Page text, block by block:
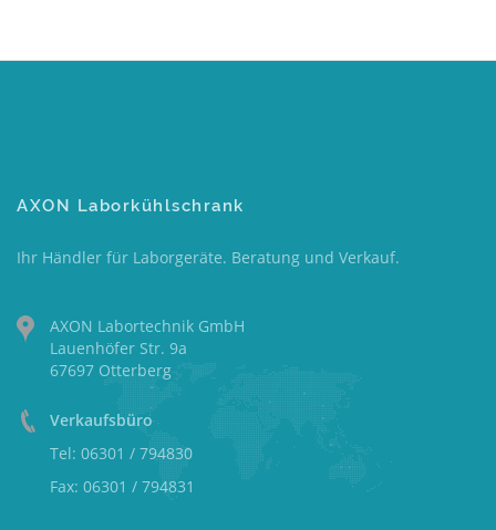
AXON Laborkühlschrank
Ihr Händler für Laborgeräte. Beratung und Verkauf.
AXON Labortechnik GmbH
Lauenhöfer Str. 9a
67697 Otterberg
Verkaufsbüro
Tel: 06301 / 794830
Fax: 06301 / 794831